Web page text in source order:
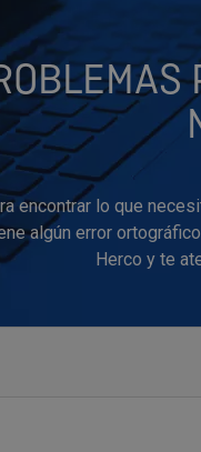
encontrar lo que
algún error
Herco y te